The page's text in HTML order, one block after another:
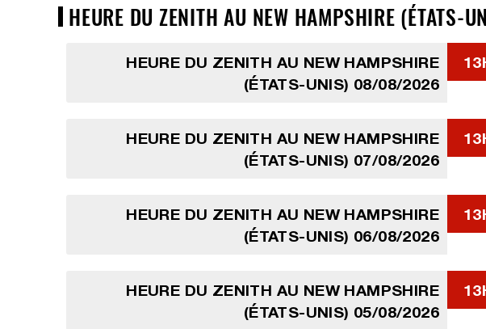
HEURE DU ZENITH AU NEW HAMPSHIRE (ÉTATS-
HEURE DU ZENITH AU NEW HAMPSHIRE
(ÉTATS-UNIS) 08/08/2026
HEURE DU ZENITH AU NEW HAMPSHIRE
(ÉTATS-UNIS) 07/08/2026
HEURE DU ZENITH AU NEW HAMPSHIRE
(ÉTATS-UNIS) 06/08/2026
HEURE DU ZENITH AU NEW HAMPSHIRE
(ÉTATS-UNIS) 05/08/2026